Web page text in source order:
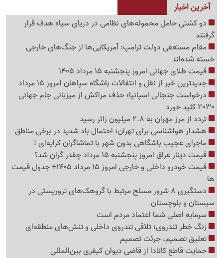
آخرین اخبار
دو کشتی حامل محموله‌های نظامی در دریای سیاه هدف قرار
گرفتند
مقام مستعفی دولت ترامپ: آمریکایی‌ها از جنگ‌های خارجی
خسته شده‌اند
قیمت طلای جهانی امروز پنجشنبه 15 مرداد 1405
جدیدترین خبر از نقل و انتقالات باشگاه سپاهان امروز 15 مرداد
درخواست جنجالی اسپانیا؛ حذف مراکش از میزبانی جام جهانی
2030 کلید خورد
تردد از مرز مهران به 2.8 میلیون زائر رسید
هشدار هواشناسی برای تهران؛ احتمال باد شدید در برخی مناطق
ماجرای عجیب باشگاهی بدون شهر با تماشاگران کرایه‌ای !
قیمت دینار عراق امروز پنجشنبه 15 مرداد چقدر گران شد؟
قیمت خودرو داخلی و خارجی امروز 15 مرداد 1405+ جدول قیمت
ها
دستگیری 8 شرور مسلح مرتبط با گروهک‌های تروریستی در
سیستان و بلوچستان
سرمایه اصلی شما اعتماد مردم است
زنگ خطر تندروی؛ تلاقی تندروی داخلی و تنش‌های منطقه‌ای
تعلیق تصمیم، جرئت تصمیم
حمایت قاطع کانادا از قاضی دیوان کیفری بین‌المللی